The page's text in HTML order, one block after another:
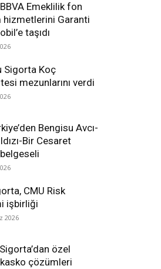
Emeklilik fon
hizmetlerini Garanti
taşıdı
Sigorta Koç
mezunlarını verdi
Bengisu Avcı-
Bir Cesaret
CMU Risk
işbirliği
2026
özel
kasko çözümleri